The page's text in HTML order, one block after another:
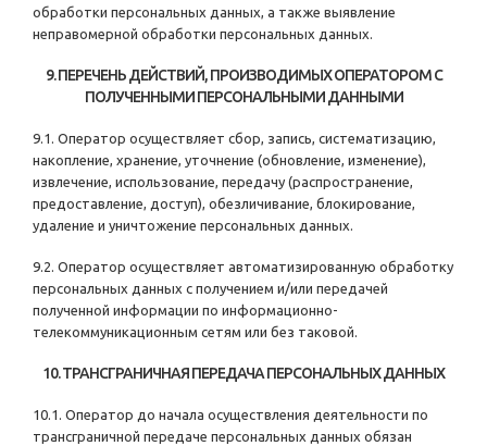
обработки персональных данных, а также выявление
неправомерной обработки персональных данных.
9. ПЕРЕЧЕНЬ ДЕЙСТВИЙ, ПРОИЗВОДИМЫХ ОПЕРАТОРОМ С
ПОЛУЧЕННЫМИ ПЕРСОНАЛЬНЫМИ ДАННЫМИ
9.1. Оператор осуществляет сбор, запись, систематизацию,
накопление, хранение, уточнение (обновление, изменение),
извлечение, использование, передачу (распространение,
предоставление, доступ), обезличивание, блокирование,
удаление и уничтожение персональных данных.
9.2. Оператор осуществляет автоматизированную обработку
персональных данных с получением и/или передачей
полученной информации по информационно-
телекоммуникационным сетям или без таковой.
10. ТРАНСГРАНИЧНАЯ ПЕРЕДАЧА ПЕРСОНАЛЬНЫХ ДАННЫХ
10.1. Оператор до начала осуществления деятельности по
трансграничной передаче персональных данных обязан